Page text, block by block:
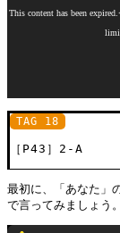
TAG 18
［P43］2-A
最初に、「あなた」
で言ってみましょう